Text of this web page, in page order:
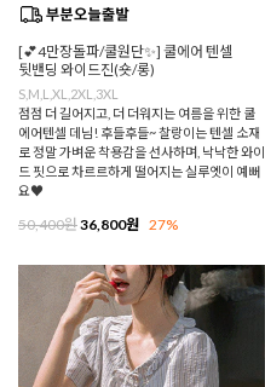
[💕4만장돌파/쿨원단✨] 쿨에어 텐셀
뒷밴딩 와이드진(숏/롱)
S,M,L,XL,2XL,3XL
점점 더 길어지고, 더 더워지는 여름을 위한 쿨
에어텐셀 데님! 후들후들~ 찰랑이는 텐셀 소재
로 정말 가벼운 착용감을 선사하며, 낙낙한 와이
드 핏으로 차르르하게 떨어지는 실루엣이 예뻐
요♥
50,400원36,800원 27%